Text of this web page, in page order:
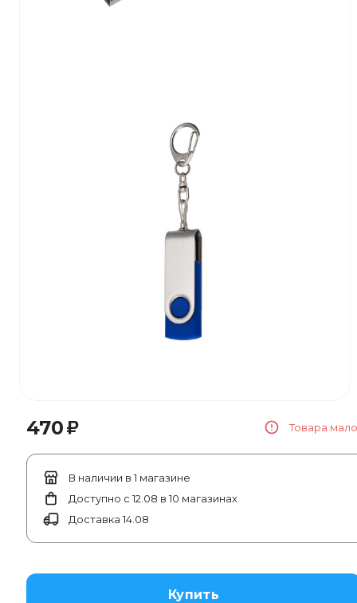
470₽ Товара мало
В наличии в 1 магазине
Доступно с 12.08 в 10 магазинах
Доставка 14.08
Купить